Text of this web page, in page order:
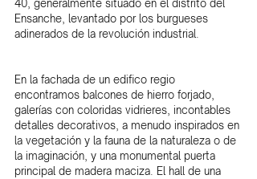
40, generalmente situado en el distrito del
Ensanche, levantado por los burgueses
adinerados de la revolución industrial.
En la fachada de un edifico regio
encontramos balcones de hierro forjado,
galerías con coloridas vidrieres, incontables
detalles decorativos, a menudo inspirados en
la vegetación y la fauna de la naturaleza o de
la imaginación, y una monumental puerta
principal de madera maciza. El hall de una